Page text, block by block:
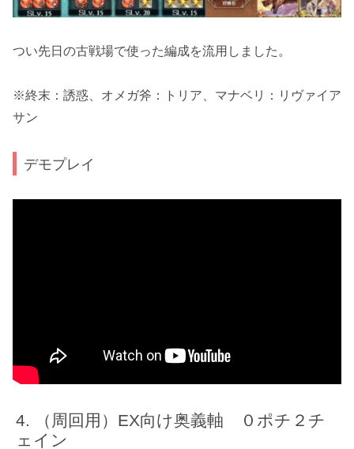
つい先日の古戦場で使った編成を流用しました。
※終末：誘惑、オメガ斧：トリア、マナベリ：リヴァイア
サン
デモプレイ
（周回用）EX向け奥義軸 ０ポチ２チ
ェイン